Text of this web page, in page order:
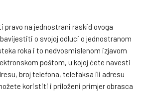
na jednostrani raskid ovoga
o svojoj odluci o jednostranom
roka i to nedvosmislenom izjavom
poštom, u kojoj ćete navesti
broj telefona, telefaksa ili adresu
koristiti i priloženi primjer obrasca